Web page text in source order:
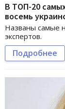
В ТОП-20
восемь
Названы самые
экспертов.
Подробнее